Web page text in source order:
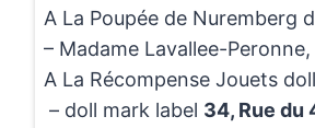
A La Poupée de Nuremberg
– Madame Lavallee-Peronne,
A La Récompense Jouets
– doll mark label 34, Rue du